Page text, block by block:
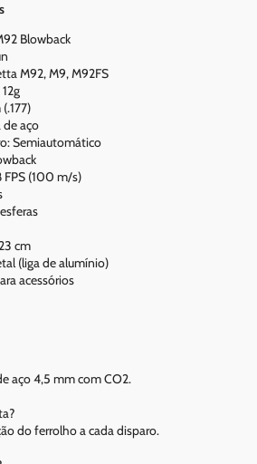
Blowback
M92, M9, M92FS
de aço
Semiautomático
FPS (100 m/s)
cm
(liga de alumínio)
acessórios
aço 4,5 mm com CO2.
do ferrolho a cada disparo.